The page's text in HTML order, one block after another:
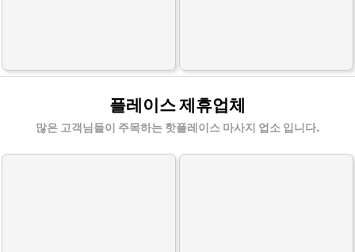
플레이스 제휴업체
많은 고객님들이 주목하는 핫플레이스 마사지 업소 입니다.